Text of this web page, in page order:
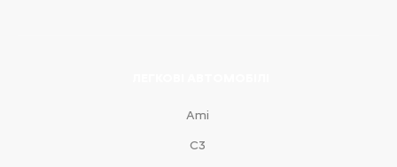
Ami
С3